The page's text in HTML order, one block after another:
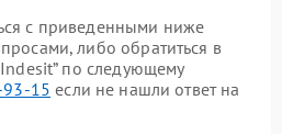
с приведенными ниже
либо обратиться в
по следующему
93-15 если не нашли ответ на